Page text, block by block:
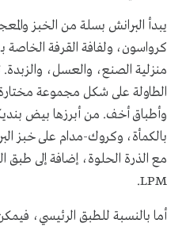
يبدأ البرانش بسلة من الخبز
منزلية الصنع، والعسل، والزبدة.
الطاولة على شكل مجموعة
وأطباق أخف. من أبرزها بيض
بالكمأة، وكروك-مدام على خبز
مع الذرة الحلوة، إضافة إلى طبق
LPM.
أما بالنسبة للطبق الرئيسي،